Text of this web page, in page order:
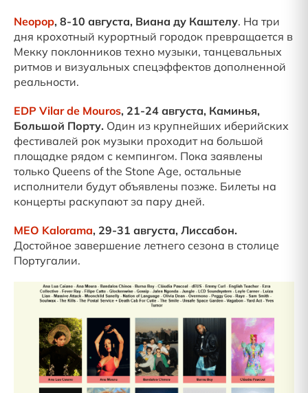
Neopop, 8-10 августа, Виана ду Каштелу. На три
дня крохотный курортный городок превращается в
Мекку поклонников техно музыки, танцевальных
ритмов и визуальных спецэффектов дополненной
реальности.
EDP Vilar de Mouros, 21-24 августа, Каминья,
Большой Порту. Один из крупнейших иберийских
фестивалей рок музыки проходит на большой
площадке рядом с кемпингом. Пока заявлены
только Queens of the Stone Age, остальные
исполнители будут объявлены позже. Билеты на
концерты раскупают за пару дней.
MEO Kalorama, 29-31 августа, Лиссабон.
Достойное завершение летнего сезона в столице
Португалии.